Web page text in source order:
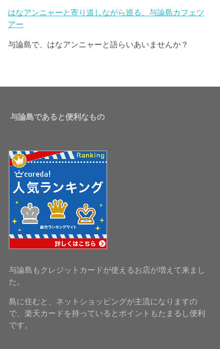
はなアンニャーと寄り道しながら巡る、与論島カフェツ
アー
与論島で、はなアンニャーと語らいあいませんか？
与論島であると便利なもの
与論島もクレジットカードが使えるお店が増えて来まし
た。
島に住むと、ネットショッピングが主流になりますの
で、楽天カードを持っているとポイントもたまるし便利
です。